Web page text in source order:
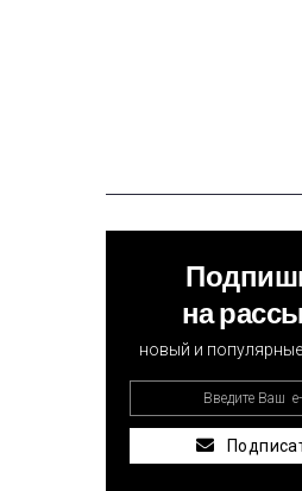
на
новый и